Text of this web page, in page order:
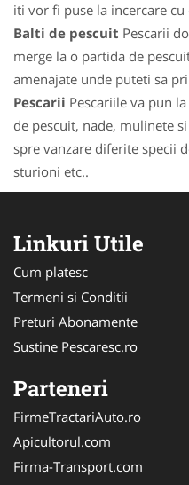
iti vor fi puse la incercare cu
Balti de pescuit Pescarii
merge la o partida de
amenajate unde puteti sa
Pescarii Pescariile va pun
de pescuit, nade, mulinete
spre vanzare diferite specii
sturioni etc..
Linkuri Utile
Cum platesc
Termeni si Conditii
Preturi Abonamente
Sustine Pescaresc.ro
Parteneri
FirmeTractariAuto.ro
Apicultorul.com
Firma-Transport.com